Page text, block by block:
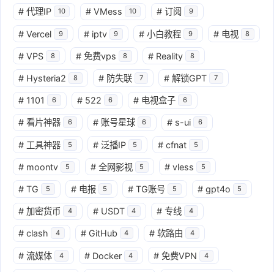
# 代理IP 10 # VMess 10 # 订阅 9
# Vercel 9 # iptv 9 # 小白教程 9 # 电视 8
# VPS 8 # 免费vps 8 # Reality 8
# Hysteria2 8 # 防失联 7 # 解锁GPT 7
# 1101 6 # 522 6 # 电视盒子 6
# 看片神器 6 # 账号星球 6 # s-ui 6
# 工具神器 5 # 泛播IP 5 # cfnat 5
# moontv 5 # 全网影视 5 # vless 5
# TG 5 # 电报 5 # TG账号 5 # gpt4o 5
# 加密货币 4 # USDT 4 # 专线 4
# clash 4 # GitHub 4 # 软路由 4
# 流媒体 4 # Docker 4 # 免费VPN 4